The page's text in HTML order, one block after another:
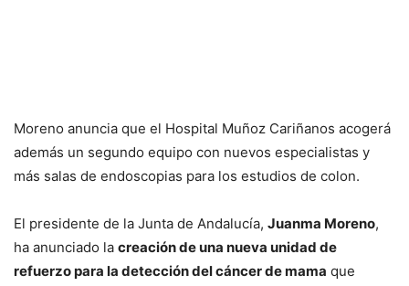
Moreno anuncia que el Hospital Muñoz Cariñanos acogerá
además un segundo equipo con nuevos especialistas y
más salas de endoscopias para los estudios de colon.
El presidente de la Junta de Andalucía, Juanma Moreno,
ha anunciado la creación de una nueva unidad de
refuerzo para la detección del cáncer de mama que